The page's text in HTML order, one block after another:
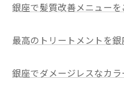
銀座で髪質改善メニューを
最高のトリートメントを銀
銀座でダメージレスなカラ